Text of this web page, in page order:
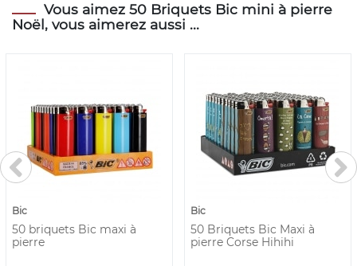
Vous aimez 50 Briquets Bic mini à pierre
Noël, vous aimerez aussi ...
Bic
50 briquets Bic maxi à
pierre
Bic
50 Briquets Bic Maxi à
pierre Corse Hihihi